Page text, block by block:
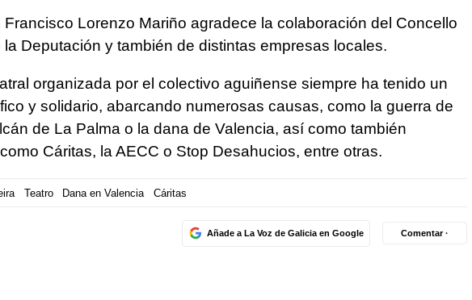
Lorenzo Mariño agradece la colaboración del Concello
la Deputación y también de distintas empresas locales.
organizada por el colectivo aguiñense siempre ha tenido un
y solidario, abarcando numerosas causas, como la guerra de
de La Palma o la dana de Valencia, así como también
Cáritas, la AECC o Stop Desahucios, entre otras.
Teatro Dana en Valencia Cáritas
Añade a La Voz de Galicia en Google Comentar ·